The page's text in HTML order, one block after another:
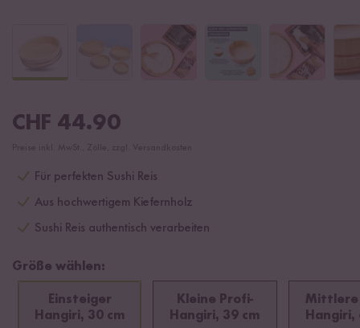
CHF 44.90
Für perfekten Sushi Reis
Aus hochwertigem Kiefernholz
Sushi Reis authentisch verarbeiten
Größe wählen:
Einsteiger
Hangiri, 30 cm
Kleine Profi-
Hangiri, 39 cm
Mittlere
Hangiri,